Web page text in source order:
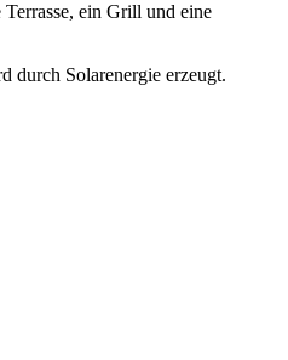
Terrasse, ein Grill und eine
durch Solarenergie erzeugt.